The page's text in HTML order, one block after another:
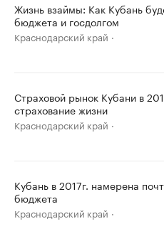
Жизнь взаймы: Как Кубань
бюджета и госдолгом
Краснодарский край
Страховой рынок Кубани в
страхование жизни
Краснодарский край
Кубань в 2017г. намерена
бюджета
Краснодарский край